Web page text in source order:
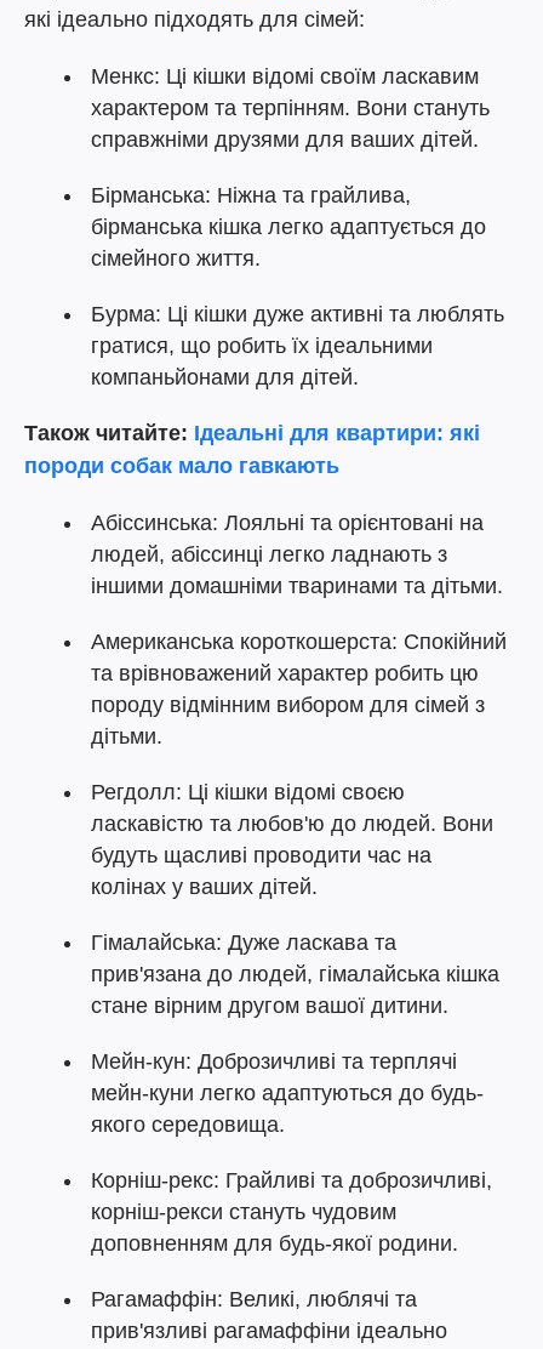
які ідеально підходять для сімей:
Менкс: Ці кішки відомі своїм ласкавим
характером та терпінням. Вони стануть
справжніми друзями для ваших дітей.
Бірманська: Ніжна та грайлива,
бірманська кішка легко адаптується до
сімейного життя.
Бурма: Ці кішки дуже активні та люблять
гратися, що робить їх ідеальними
компаньйонами для дітей.
Також читайте: Ідеальні для квартири: які
породи собак мало гавкають
Абіссинська: Лояльні та орієнтовані на
людей, абіссинці легко ладнають з
іншими домашніми тваринами та дітьми.
Американська короткошерста: Спокійний
та врівноважений характер робить цю
породу відмінним вибором для сімей з
дітьми.
Регдолл: Ці кішки відомі своєю
ласкавістю та любов'ю до людей. Вони
будуть щасливі проводити час на
колінах у ваших дітей.
Гімалайська: Дуже ласкава та
прив'язана до людей, гімалайська кішка
стане вірним другом вашої дитини.
Мейн-кун: Доброзичливі та терплячі
мейн-куни легко адаптуються до будь-
якого середовища.
Корніш-рекс: Грайливі та доброзичливі,
корніш-рекси стануть чудовим
доповненням для будь-якої родини.
Рагамаффін: Великі, люблячі та
прив'язливі рагамаффіни ідеально